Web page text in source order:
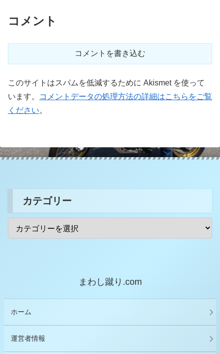
コメント
コメントを書き込む
このサイトはスパムを低減するために Akismet を使って
います。
コメントデータの処理方法の詳細はこちらをご覧
ください。
カテゴリー
まわし蹴り.com
ホーム
運営者情報